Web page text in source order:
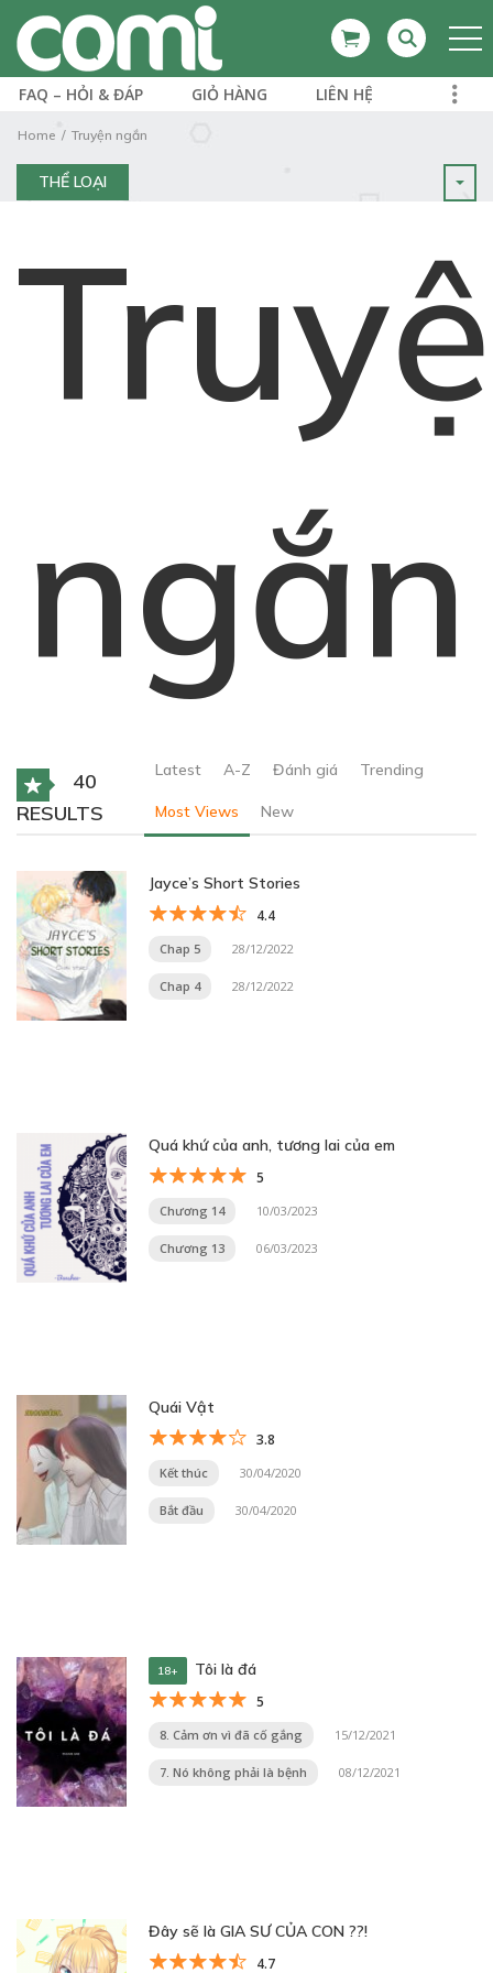
FAQ – HỎI & ĐÁP GIỎ HÀNG LIÊN HỆ
Home Truyện ngắn
THỂ LOẠI
ngắn
40
RESULTS
Latest A-Z Đánh giá Trending
Most Views New
Jayce’s Short Stories
4.4
Chap 5 28/12/2022
Chap 4 28/12/2022
Quá khứ của anh, tương lai của em
5
Chương 14 10/03/2023
Chương 13 06/03/2023
Quái Vật
3.8
Kết thúc 30/04/2020
Bắt đầu 30/04/2020
18+ Tôi là đá
5
8. Cảm ơn vì đã cố gắng 15/12/2021
7. Nó không phải là bệnh 08/12/2021
Đây sẽ là GIA SƯ CỦA CON ??!
4.7